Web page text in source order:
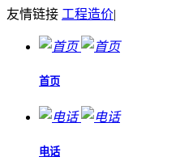
友情链接 工程造价|
首页
电话